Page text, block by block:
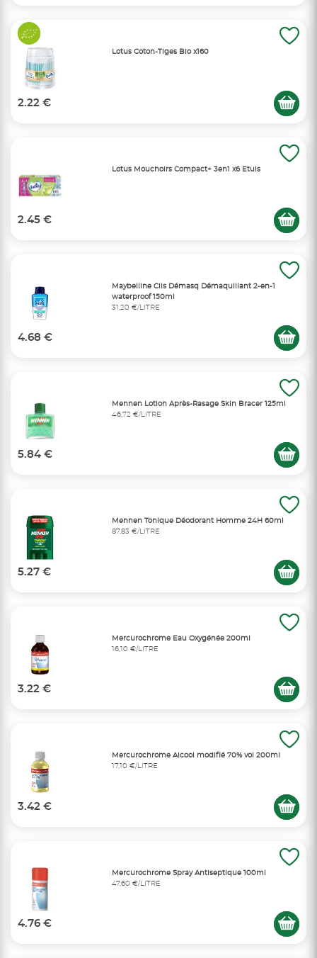
Lotus Coton-Tiges Bio x160
2.22 €
Lotus Mouchoirs Compact+ 3en1 x6 Etuis
2.45 €
Maybelline Cils Démasq Démaquillant 2-en-1
waterproof 150ml
31,20 €/LITRE
4.68 €
Mennen Lotion Après-Rasage Skin Bracer 125ml
46,72 €/LITRE
5.84 €
Mennen Tonique Déodorant Homme 24H 60ml
87,83 €/LITRE
5.27 €
Mercurochrome Eau Oxygénée 200ml
16,10 €/LITRE
3.22 €
Mercurochrome Alcool modifié 70% vol 200ml
17,10 €/LITRE
3.42 €
Mercurochrome Spray Antiseptique 100ml
47,60 €/LITRE
4.76 €